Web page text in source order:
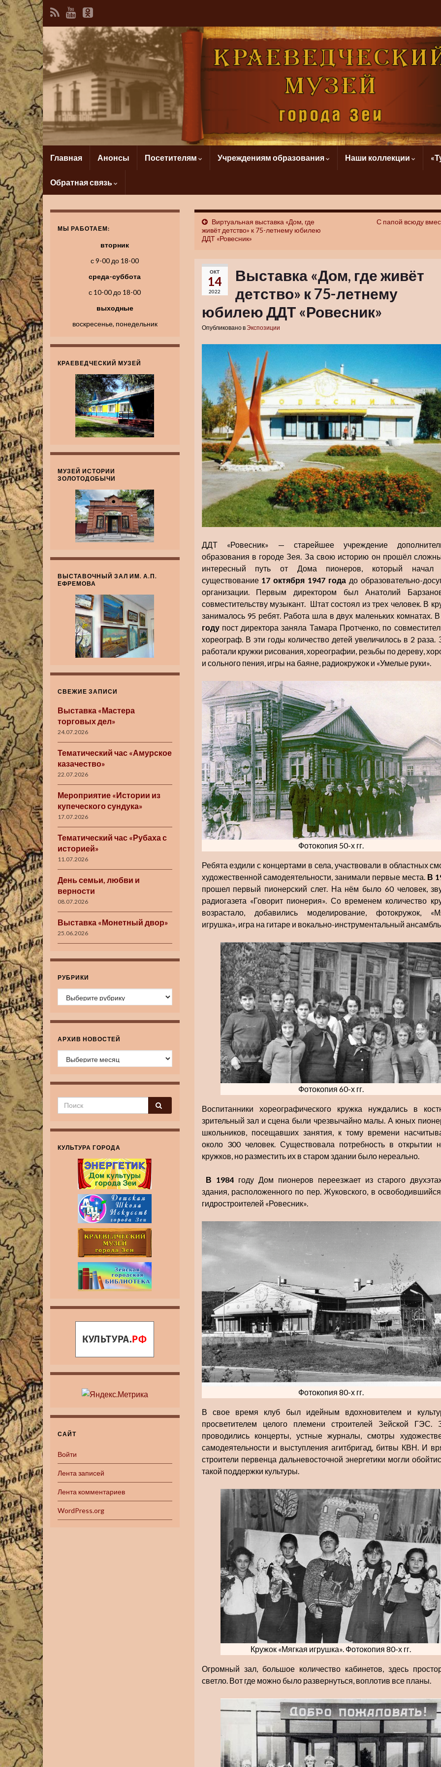
Главная Анонсы Посетителям Учреждениям образования Наши коллекции
Обратная связь
Виртуальная выставка «Дом, где
живёт детство» к 75-летнему юбилею
ДДТ «Ровесник»
С папой всюду
ОКТ
14
2022
Выставка «Дом, где живёт
детство» к 75-летнему
юбилею ДДТ «Ровесник»
Опубликовано вЭкспозиции
ДДТ «Ровесник» — старейшее учреждение
образования в городе Зея. За свою историю он прошёл
интересный путь от Дома пионеров, который начал
существование 17 октября 1947 годадо образовательно-
организации. Первым директором был Анатолий
совместительству музыкант. Штат состоял из трех человек. В
занималось 95 ребят. Работа шла в двух маленьких комнатах. В
годупост директора заняла Тамара Протченко, по
хореограф. В эти годы количество детей увеличилось в 2 раза.
работали кружки рисования, хореографии, резьбы по дереву,
и сольного пения, игры на баяне, радиокружок и «Умелые руки».
Фотокопия 50-х гг.
Ребята ездили с концертами в села, участвовали в областных
художественной самодеятельности, занимали первые места. В
прошел первый пионерский слет. На нём было 60 человек,
радиогазета «Говорит пионерия». Со временем количество
возрастало, добавились моделирование, фотокружок,
игрушка», игра на гитаре и вокально-инструментальный
Фотокопия 60-х гг.
Воспитанники хореографического кружка нуждались в
зрительный зал и сцена были чрезвычайно малы. А юных
школьников, посещавших занятия, к тому времени
около 300 человек. Существовала потребность в открытии
кружков, но разместить их в старом здании было нереально.
В 1984 году Дом пионеров переезжает из старого
здания, расположенного по пер. Жуковского, в
гидростроителей «Ровесник».
Фотокопия 80-х гг.
В свое время клуб был идейным вдохновителем и
просветителем целого племени строителей Зейской ГЭС.
проводились концерты, устные журналы, смотры
самодеятельности и выступления агитбригад, битвы КВН. И
строители первенца дальневосточной энергетики могли
такой поддержки культуры.
Кружок «Мягкая игрушка». Фотокопия 80-х гг.
Огромный зал, большое количество кабинетов, здесь
светло. Вот где можно было развернуться, воплотив все планы.
МЫ РАБОТАЕМ:
вторник
с 9-00 до 18-00
среда-суббота
с 10-00 до 18-00
выходные
воскресенье, понедельник
КРАЕВЕДЧЕСКИЙ МУЗЕЙ
МУЗЕЙ ИСТОРИИ
ЗОЛОТОДОБЫЧИ
ВЫСТАВОЧНЫЙ ЗАЛ ИМ. А.П.
ЕФРЕМОВА
СВЕЖИЕ ЗАПИСИ
Выставка «Мастера
торговых дел»
24.07.2026
Тематический час «Амурское
казачество»
22.07.2026
Мероприятие «Истории из
купеческого сундука»
17.07.2026
Тематический час «Рубаха с
историей»
11.07.2026
День семьи, любви и
верности
08.07.2026
Выставка «Монетный двор»
25.06.2026
РУБРИКИ
Рубрики
АРХИВ НОВОСТЕЙ
Архив новостей
КУЛЬТУРА ГОРОДА
САЙТ
Войти
Лента записей
Лента комментариев
WordPress.org
Резниченко